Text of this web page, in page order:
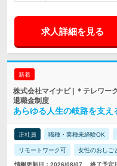
求人詳細を見る
新着
株式会社マイナビ | ＊テレワー
退職金制度
あらゆる人生の岐路を支
正社員 職種・業種未経験OK
リモートワーク可 女性のおしご
情報更新日：2026/08/07 終了予定